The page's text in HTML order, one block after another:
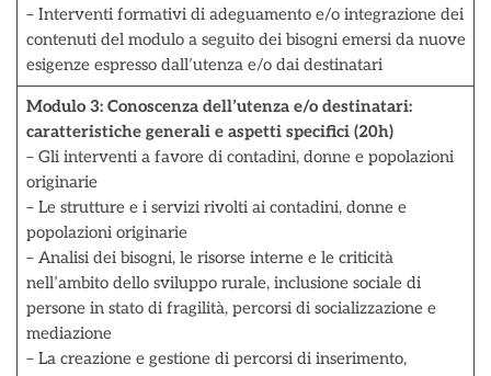
– Interventi formativi di adeguamento e/o integrazione dei
contenuti del modulo a seguito dei bisogni emersi da nuove
esigenze espresso dall’utenza e/o dai destinatari
Modulo 3: Conoscenza dell’utenza e/o destinatari:
caratteristiche generali e aspetti specifici (20h)
– Gli interventi a favore di contadini, donne e popolazioni
originarie
– Le strutture e i servizi rivolti ai contadini, donne e
popolazioni originarie
– Analisi dei bisogni, le risorse interne e le criticità
nell’ambito dello sviluppo rurale, inclusione sociale di
persone in stato di fragilità, percorsi di socializzazione e
mediazione
– La creazione e gestione di percorsi di inserimento,